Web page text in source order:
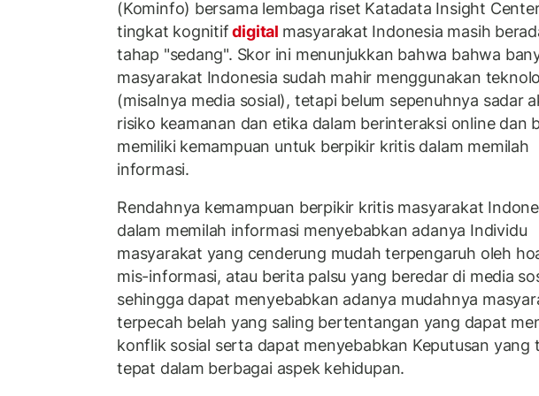
(Kominfo) bersama lembaga riset Katadata Insight
tingkat kognitifdigital masyarakat Indonesia masih
tahap "sedang". Skor ini menunjukkan bahwa bahwa
masyarakat Indonesia sudah mahir menggunakan
(misalnya media sosial), tetapi belum sepenuhnya sadar
risiko keamanan dan etika dalam berinteraksi online dan
memiliki kemampuan untuk berpikir kritis dalam memilah
informasi.
Rendahnya kemampuan berpikir kritis masyarakat
dalam memilah informasi menyebabkan adanya Individu
masyarakat yang cenderung mudah terpengaruh oleh
mis-informasi, atau berita palsu yang beredar di media
sehingga dapat menyebabkan adanya mudahnya
terpecah belah yang saling bertentangan yang dapat
konflik sosial serta dapat menyebabkan Keputusan yang
tepat dalam berbagai aspek kehidupan.